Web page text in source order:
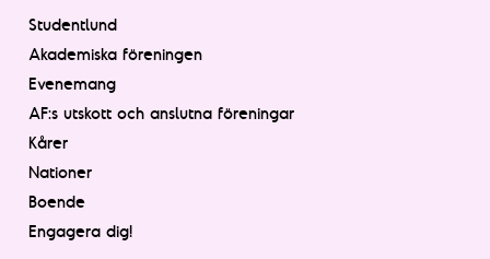
Studentlund
Akademiska föreningen
Evenemang
AF:s utskott och anslutna föreningar
Kårer
Nationer
Boende
Engagera dig!